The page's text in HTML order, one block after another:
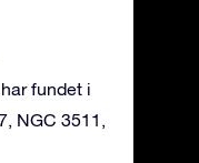
fundet i
NGC 3511,